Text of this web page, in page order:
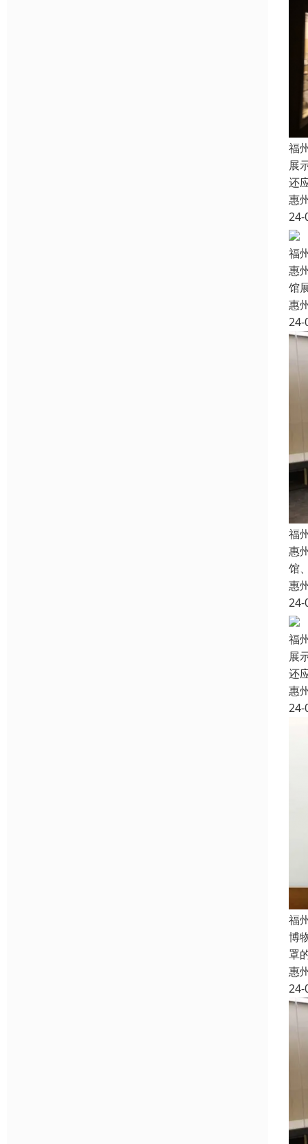
福
展
还
惠
24-
福
惠
馆
惠
24-
福
惠
馆
惠
24-
福
展
还
惠
24-
福
博
罩
惠
24-